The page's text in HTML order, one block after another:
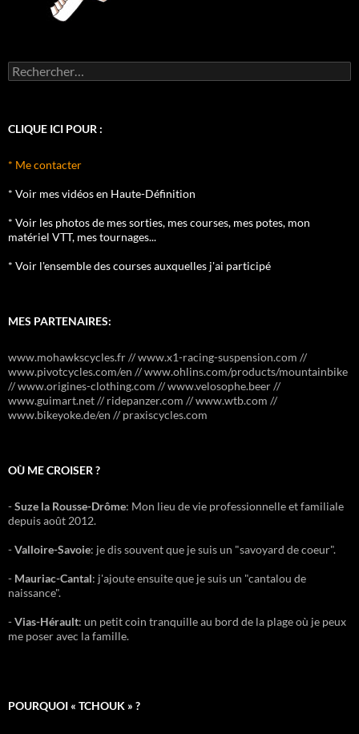
Rechercher :
CLIQUE ICI POUR :
* Me contacter
* Voir mes vidéos en Haute-Définition
* Voir les photos de mes sorties, mes courses, mes potes, mon
matériel VTT, mes tournages...
* Voir l'ensemble des courses auxquelles j'ai participé
MES PARTENAIRES:
www.mohawkscycles.fr // www.x1-racing-suspension.com //
www.pivotcycles.com/en // www.ohlins.com/products/mountainbike
// www.origines-clothing.com // www.velosophe.beer //
www.guimart.net // ridepanzer.com // www.wtb.com //
www.bikeyoke.de/en // praxiscycles.com
OÙ ME CROISER ?
-Suze la Rousse-Drôme: Mon lieu de vie professionnelle et familiale
depuis août 2012.
-Valloire-Savoie: je dis souvent que je suis un "savoyard de coeur".
- Mauriac-Cantal: j'ajoute ensuite que je suis un "cantalou de
naissance".
-Vias-Hérault: un petit coin tranquille au bord de la plage où je peux
me poser avec la famille.
POURQUOI « TCHOUK » ?